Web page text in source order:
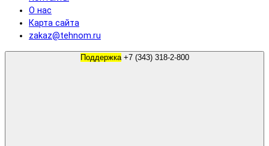
О нас
Карта сайта
zakaz@tehnom.ru
Поддержка +7 (343) 318-2-800